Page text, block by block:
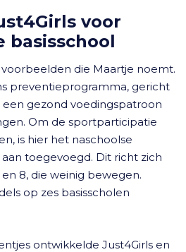
voor
basisschool
die Maartje noemt.
preventieprogramma, gericht
gezond voedingspatroon
Om de sportparticipatie
is hier het naschoolse
toegevoegd. Dit richt zich
8, die weinig bewegen.
op zes basisscholen
ontwikkelde Just4Girls en